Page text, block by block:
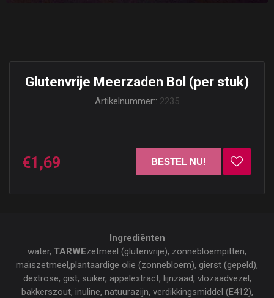
Glutenvrije Meerzaden Bol (per stuk)
Artikelnummer:: 2235
€1,69
Ingrediënten
water, TARWEzetmeel (glutenvrije), zonnebloempitten,
maïszetmeel,plantaardige olie (zonnebloem), gierst (gepeld),
dextrose, gist, suiker, appelextract, lijnzaad, vlozaadvezel,
bakkerszout, inuline, natuurazijn, verdikkingsmiddel (E412),